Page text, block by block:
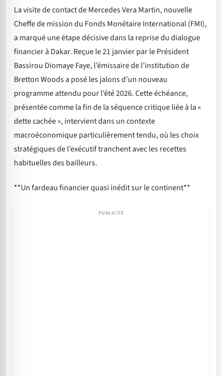
La visite de contact de Mercedes Vera Martin, nouvelle
Cheffe de mission du Fonds Monétaire International (FMI),
a marqué une étape décisive dans la reprise du dialogue
financier à Dakar. Reçue le 21 janvier par le Président
Bassirou Diomaye Faye, l’émissaire de l’institution de
Bretton Woods a posé les jalons d’un nouveau
programme attendu pour l’été 2026. Cette échéance,
présentée comme la fin de la séquence critique liée à la «
dette cachée », intervient dans un contexte
macroéconomique particulièrement tendu, où les choix
stratégiques de l’exécutif tranchent avec les recettes
habituelles des bailleurs.
**Un fardeau financier quasi inédit sur le continent**